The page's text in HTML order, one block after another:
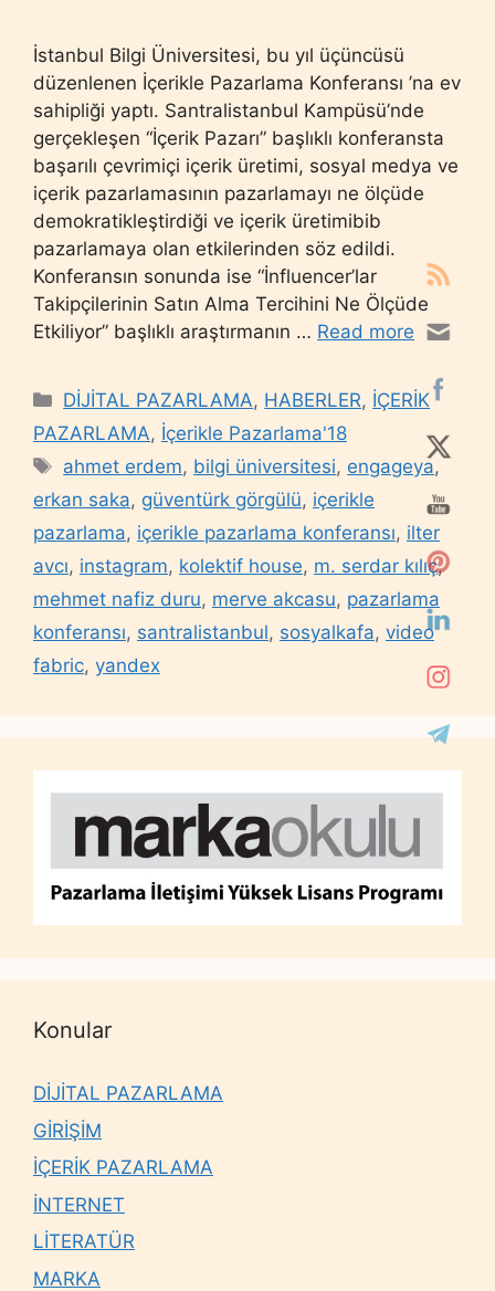
İstanbul Bilgi Üniversitesi, bu yıl üçüncüsü
düzenlenen İçerikle Pazarlama Konferansı ’na ev
sahipliği yaptı. Santralistanbul Kampüsü’nde
gerçekleşen “İçerik Pazarı” başlıklı konferansta
başarılı çevrimiçi içerik üretimi, sosyal medya ve
içerik pazarlamasının pazarlamayı ne ölçüde
demokratikleştirdiği ve içerik üretimibib
pazarlamaya olan etkilerinden söz edildi.
Konferansın sonunda ise “İnfluencer’lar
Takipçilerinin Satın Alma Tercihini Ne Ölçüde
Etkiliyor” başlıklı araştırmanın … Read more
Categories
DİJİTAL PAZARLAMA, HABERLER, İÇERİK
PAZARLAMA, İçerikle Pazarlama'18
Tags
ahmet erdem, bilgi üniversitesi, engageya,
erkan saka, güventürk görgülü, içerikle
pazarlama, içerikle pazarlama konferansı, ilter
avcı, instagram, kolektif house, m. serdar kılıç,
mehmet nafiz duru, merve akcasu, pazarlama
konferansı, santralistanbul, sosyalkafa, video
fabric, yandex
Konular
DİJİTAL PAZARLAMA
GİRİŞİM
İÇERİK PAZARLAMA
İNTERNET
LİTERATÜR
MARKA